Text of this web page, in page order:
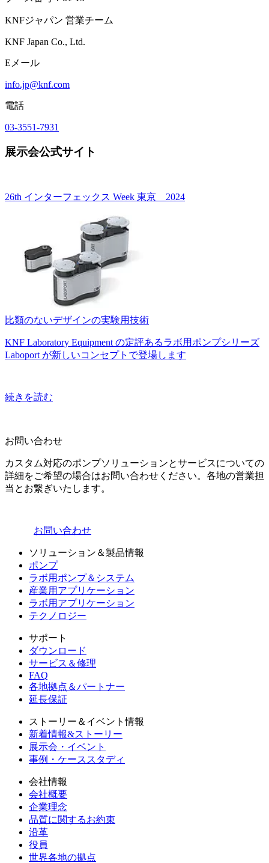
KNFジャパン 営業チーム
KNF Japan Co., Ltd.
Eメール
info.jp@knf.com
電話
03-3551-7931
展示会公式サイト
26th インターフェックス Week 東京 2024
比類のないデザインの実験用技術
KNF Laboratory Equipment の定評あるラボ用ポンプシリーズ
Laboport が新しいコンセプトで登場します
続きを読む
お問い合わせ
カスタム対応のポンプソリューションとサービスについての
詳細をご希望の場合はお問い合わせください。各地の営業担
当とお繋ぎいたします。
お問い合わせ
ソリューション＆製品情報
ポンプ
ラボ用ポンプ＆システム
産業用アプリケーション
ラボ用アプリケーション
テクノロジー
サポート
ダウンロード
サービス＆修理
FAQ
各地拠点＆パートナー
延長保証
ストーリー＆イベント情報
新着情報&ストーリー
展示会・イベント
事例・ケーススタディ
会社情報
会社概要
企業理念
品質に関するお約束
沿革
役員
世界各地の拠点